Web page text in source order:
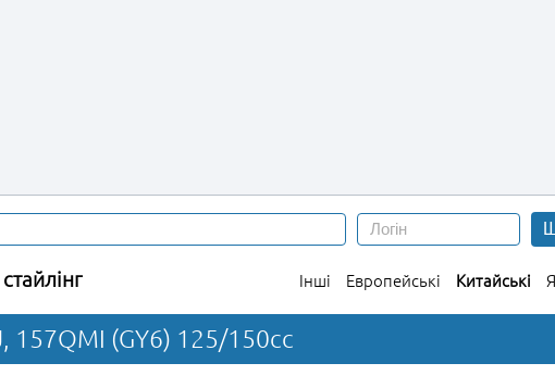
Інші Европейські Китайські
157QMI (GY6) 125/150сс